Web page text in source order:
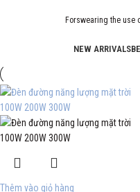
Forswearing the use
NEW ARRIVALS
Thêm vào giỏ hàng